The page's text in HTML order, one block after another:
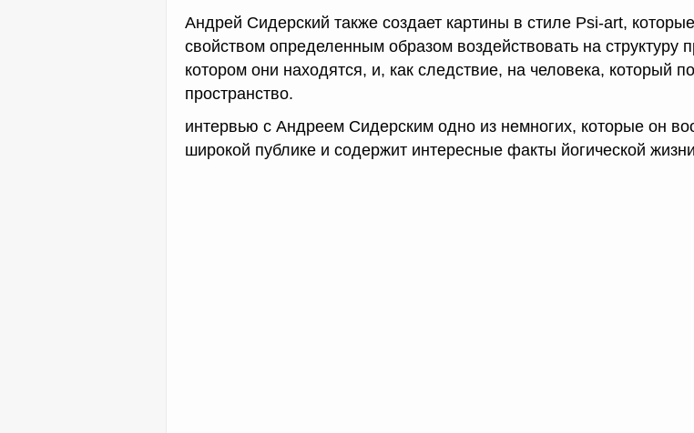
Андрей Сидерский также создает картины в стиле Psi-art,
свойством определенным образом воздействовать на структуру
котором они находятся, и, как следствие, на человека, который
пространство.
интервью с Андреем Сидерским одно из немногих, которые он
широкой публике и содержит интересные факты йогической